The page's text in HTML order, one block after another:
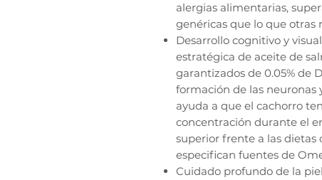
alergias alimentarias,
genéricas que lo que otras
Desarrollo cognitivo y
estratégica de aceite de
garantizados de 0.05% de
formación de las neuronas
ayuda a que el cachorro
concentración durante el
superior frente a las dietas
especifican fuentes de
Cuidado profundo de la